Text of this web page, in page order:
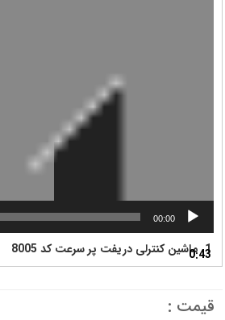
00:00
1. ماشین کنترلی دریفت پر سرعت کد 8005
0:43
قیمت :